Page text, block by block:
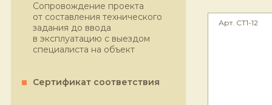
Сопровождение проекта
от составления технического
задания до ввода
в эксплуатацию с выездом
специалиста на объект
Сертификат соответствия
Арт. СТ1-12